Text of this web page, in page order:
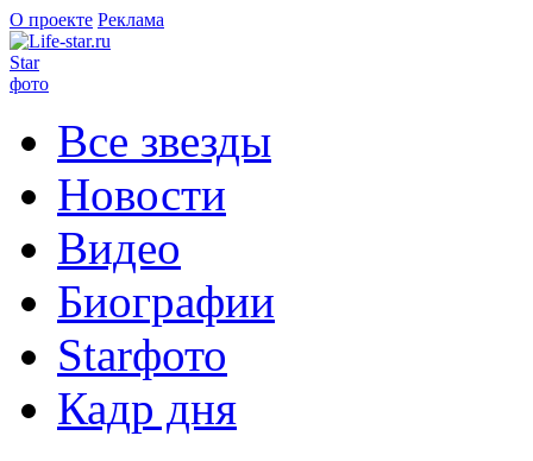
О проекте Реклама
Star
фото
Все звезды
Новости
Видео
Биографии
Starфото
Кадр дня